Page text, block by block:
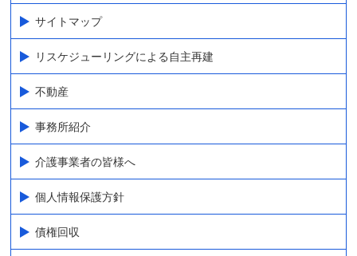
サイトマップ
リスケジューリングによる自主再建
不動産
事務所紹介
介護事業者の皆様へ
個人情報保護方針
債権回収